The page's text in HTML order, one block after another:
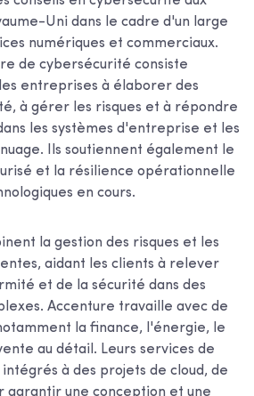
Uni dans le cadre d'un large
numériques et commerciaux.
de cybersécurité consiste
entreprises à élaborer des
à gérer les risques et à répondre
les systèmes d'entreprise et les
Ils soutiennent également le
et la résilience opérationnelle
en cours.
la gestion des risques et les
aidant les clients à relever
et de la sécurité dans des
Accenture travaille avec de
la finance, l'énergie, le
au détail. Leurs services de
à des projets de cloud, de
garantir une conception et une